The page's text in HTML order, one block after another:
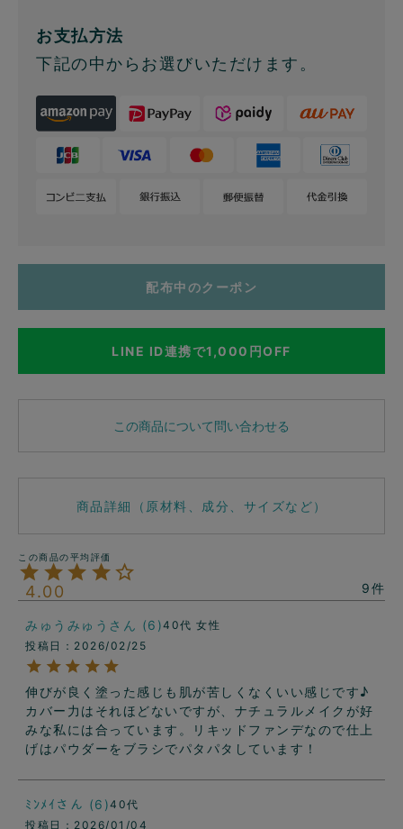
お支払方法
下記の中からお選びいただけます。
配布中のクーポン
LINE ID連携で1,000円OFF
この商品について問い合わせる
商品詳細（原材料、成分、サイズなど）
4.00 9
みゅうみゅう 6 40代 女性
投稿日
2026/02/25
伸びが良く塗った感じも肌が苦しくなくいい感じです♪
カバー力はそれほどないですが、ナチュラルメイクが好
みな私には合っています。リキッドファンデなので仕上
げはパウダーをブラシでパタパタしています！
ﾐﾝﾒｲ 6 40代
投稿日
2026/01/04